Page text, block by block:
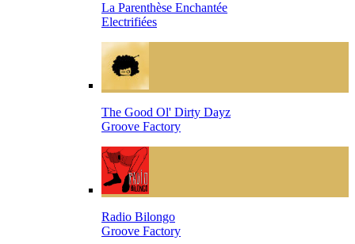
La Parenthèse Enchantée
Electrifiées
The Good Ol' Dirty Dayz
Groove Factory
Radio Bilongo
Groove Factory